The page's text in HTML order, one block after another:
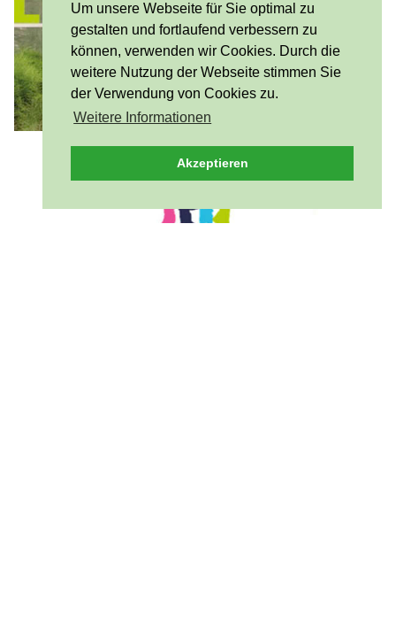
Um unsere Webseite für Sie optimal zu
gestalten und fortlaufend verbessern zu
können, verwenden wir Cookies. Durch die
weitere Nutzung der Webseite stimmen Sie
der Verwendung von Cookies zu.
Weitere Informationen
Akzeptieren